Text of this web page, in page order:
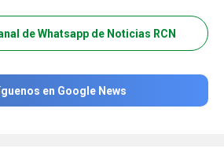
de Whatsapp de Noticias RCN
en Google News